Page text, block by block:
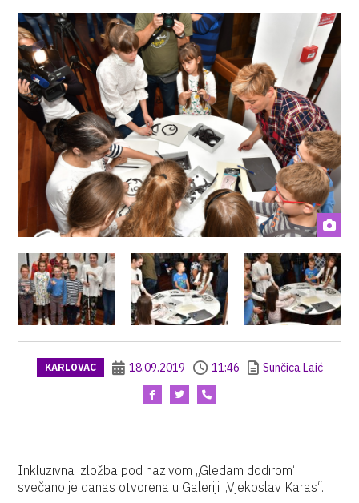
KARLOVAC 18.09.2019 11:46 Sunčica Laić
Inkluzivna izložba pod nazivom „Gledam dodirom“
svečano je danas otvorena u Galeriji „Vjekoslav Karas“.